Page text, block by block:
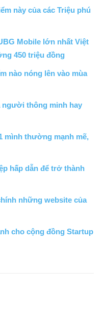
này của các Triệu phú
Mobile lớn nhất Việt
450 triệu đồng
nào nóng lên vào mùa
người thông minh hay
mình thường mạnh mẽ,
hấp dẫn để trở thành
những website của
cho cộng đồng Startup